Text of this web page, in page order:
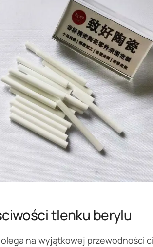
tlenku berylu
na wyjątkowej przewodności